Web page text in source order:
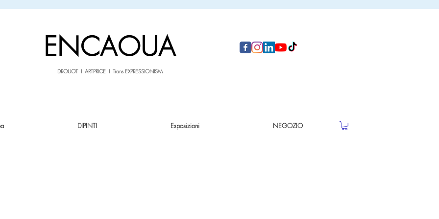
ENCAOUA
DROUOT I ARTPRICE I Trans EXPRESSIONISM
DIPINTI Esposizioni NEGOZIO